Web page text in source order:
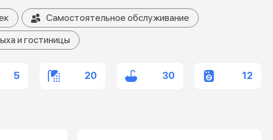
Самостоятельное обслуживание
и гостиницы
5 20 30 12